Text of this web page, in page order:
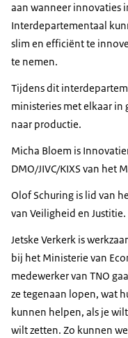
aan wanneer innovaties
Interdepartementaal
slim en efficiënt te
te nemen.
Tijdens dit
ministeries met elkaar in
naar productie.
Micha Bloem is
DMO/JIVC/KIXS van het
Olof Schuring is lid van
van Veiligheid en Justitie.
Jetske Verkerk is
bij het Ministerie van
medewerker van TNO
ze tegenaan lopen, wat
kunnen helpen, als je
wilt zetten. Zo kunnen